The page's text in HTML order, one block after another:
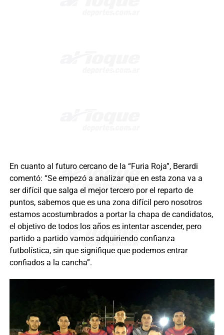
En cuanto al futuro cercano de la “Furia Roja”, Berardi
comentó: “Se empezó a analizar que en esta zona va a
ser difícil que salga el mejor tercero por el reparto de
puntos, sabemos que es una zona difícil pero nosotros
estamos acostumbrados a portar la chapa de candidatos,
el objetivo de todos los años es intentar ascender, pero
partido a partido vamos adquiriendo confianza
futbolística, sin que signifique que podemos entrar
confiados a la cancha”.